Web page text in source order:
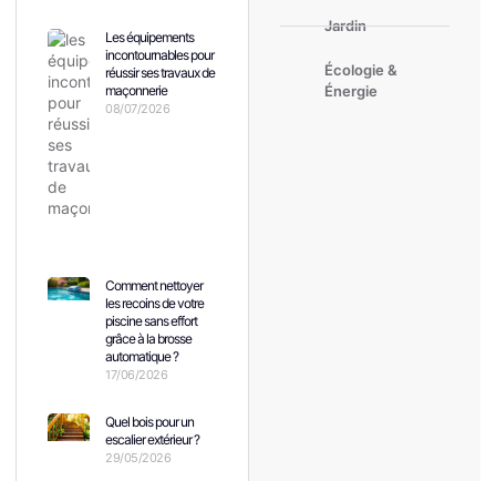
Les équipements
incontournables pour
réussir ses travaux de
maçonnerie
08/07/2026
Comment nettoyer
les recoins de votre
piscine sans effort
grâce à la brosse
automatique ?
17/06/2026
Quel bois pour un
escalier extérieur ?
29/05/2026
Jardin
Écologie &
Énergie